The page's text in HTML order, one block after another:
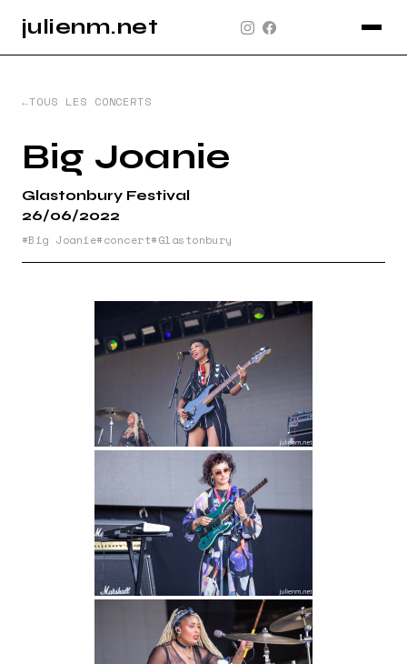
julienm.net
CONCERT
GLASTONBURY
SPORT
INFO
PLAN DU SITE
TOUS LES CONCERTS
Big Joanie
Glastonbury Festival
26/06/2022
Big Joanie concert Glastonbury